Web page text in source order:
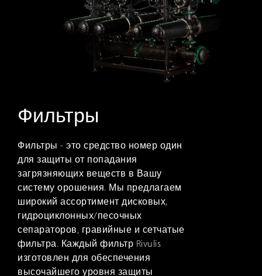
Фильтры
Фильтры - это средство номер один
для защиты от попадания
загрязняющих веществ в Вашу
систему орошения. Мы предлагаем
широкий ассортимент дисковых,
гидроциклонных/песочных
сепараторов, гравийные и сетчатые
фильтра. Каждый фильтр Rivulis
изготовлен для обеспечения
высочайшего уровня защиты